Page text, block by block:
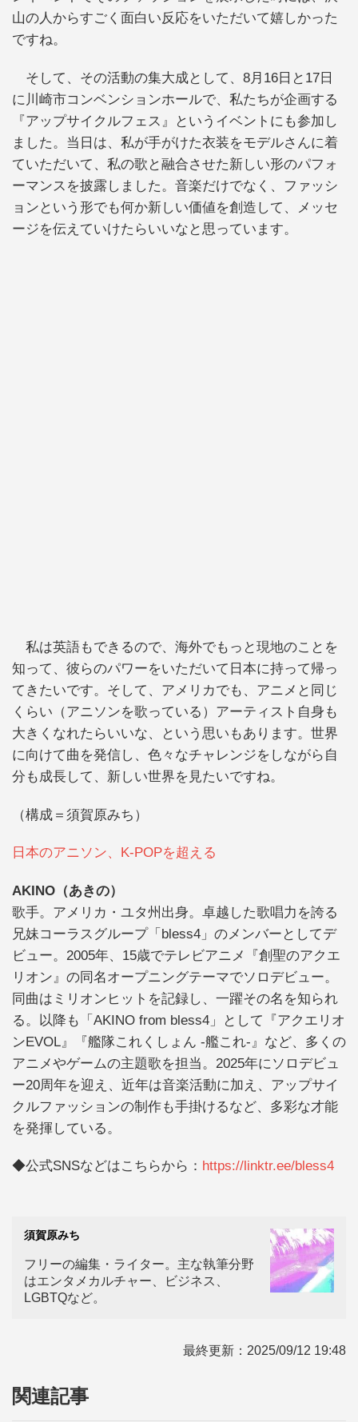
山の人からすごく面白い反応をいただいて嬉しかった
ですね。
そして、その活動の集大成として、8月16日と17日
に川崎市コンベンションホールで、私たちが企画する
『アップサイクルフェス』というイベントにも参加し
ました。当日は、私が手がけた衣装をモデルさんに着
ていただいて、私の歌と融合させた新しい形のパフォ
ーマンスを披露しました。音楽だけでなく、ファッシ
ョンという形でも何か新しい価値を創造して、メッセ
ージを伝えていけたらいいなと思っています。
私は英語もできるので、海外でもっと現地のことを
知って、彼らのパワーをいただいて日本に持って帰っ
てきたいです。そして、アメリカでも、アニメと同じ
くらい（アニソンを歌っている）アーティスト自身も
大きくなれたらいいな、という思いもあります。世界
に向けて曲を発信し、色々なチャレンジをしながら自
分も成長して、新しい世界を見たいですね。
（構成＝須賀原みち）
日本のアニソン、K-POPを超える
AKINO（あきの）
歌手。アメリカ・ユタ州出身。卓越した歌唱力を誇る
兄妹コーラスグループ「bless4」のメンバーとしてデ
ビュー。2005年、15歳でテレビアニメ『創聖のアクエ
リオン』の同名オープニングテーマでソロデビュー。
同曲はミリオンヒットを記録し、一躍その名を知られ
る。以降も「AKINO from bless4」として『アクエリオ
ンEVOL』『艦隊これくしょん -艦これ-』など、多くの
アニメやゲームの主題歌を担当。2025年にソロデビュ
ー20周年を迎え、近年は音楽活動に加え、アップサイ
クルファッションの制作も手掛けるなど、多彩な才能
を発揮している。
◆公式SNSなどはこちらから： https://linktr.ee/bless4
須賀原みち
フリーの編集・ライター。主な執筆分野
はエンタメカルチャー、ビジネス、
LGBTQなど。
最終更新： 2025/09/12 19:48
関連記事